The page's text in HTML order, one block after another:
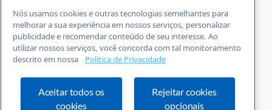
Central de Atendimento
0800 570 0800
24 horas por dia
Fale Conosco
Ouvidoria
Nós usamos cookies e outras tecnologias semelhantes para
melhorar a sua experiência em nossos serviços, personalizar
publicidade e recomendar conteúdo de seu interesse. Ao
utilizar nossos serviços, você concorda com tal monitoramento
descrito em nossa
Política de Privacidade
Aceitar todos os
cookies
Rejeitar cookies
opcionais